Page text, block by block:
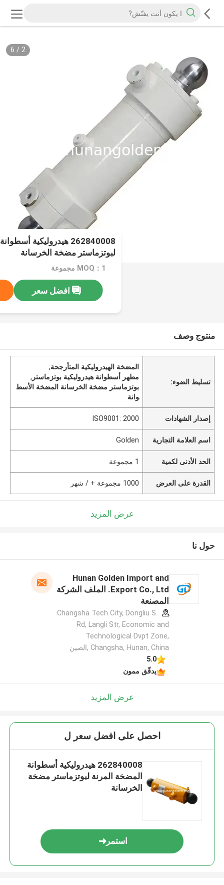
2
/
6
262840008 هيدروليكية
لبوتزماستر مضخة الخرسانة
MOQ：1 مجموعة
افضل سعر
منتوج وصف
تسليط الضوء:
المضخة الهيدروليكية المتأرجحة,
مطهر أسطوانة هيدروليكية بوتزماستر ,
بوتزماستر مضخة الخرسانة المضخة الأسط
وانة
إصدار الشهادات ISO9001: 2000
اسم العلامة التجارية Golden
الحد الأدنى لكمية 1 مجموعة
القدرة على العرض 1000 مجموعة + / شهر
عرض المزيد
حول نا
Hunan Golden Import and
Export Co., Ltd. الملف الشركة
المصنعة
Changsha Tech City, Dongliu S.
Rd, Langli Str, Economic and
Technological Dvpt Zone,
Changsha, Hunan, China ,الصين
5.0
يدقّق ممون
عرض المزيد
احصل على افضل سعر ل
262840008 هيدروليكية أسطوانة
المضخة المرنة لبوتزماستر مضخة
الخرسانة
استمر